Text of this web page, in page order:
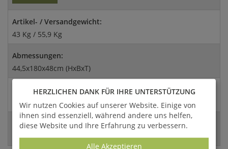
Artikel- / Versandgewicht:
43 Kg / 55,9 Kg
Abmessungen:
44,5x180x48cm (HxBxT)
Versandart:
Spedition
EAN:
4056026380752
HERZLICHEN DANK FÜR IHRE UNTERSTÜTZUNG
Wir nutzen Cookies auf unserer Website. Einige von
ihnen sind essenziell, während andere uns helfen,
diese Website und Ihre Erfahrung zu verbessern.
Alle Akzeptieren